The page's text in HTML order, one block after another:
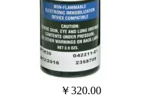
￥320.00